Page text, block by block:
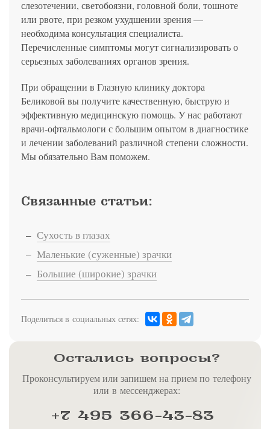
слезотечении, светобоязни, головной боли, тошноте
или рвоте, при резком ухудшении зрения —
необходима консультация специалиста.
Перечисленные симптомы могут сигнализировать о
серьезных заболеваниях органов зрения.
При обращении в Глазную клинику доктора
Беликовой вы получите качественную, быструю и
эффективную медицинскую помощь. У нас работают
врачи-офтальмологи с большим опытом в диагностике
и лечении заболеваний различной степени сложности.
Мы обязательно Вам поможем.
Связанные статьи:
Сухость в глазах
Маленькие (суженные) зрачки
Большие (широкие) зрачки
Поделиться в социальных сетях:
Остались вопросы?
Проконсультируем или запишем на прием по телефону
или в мессенджерах:
+7 495 366-43-83